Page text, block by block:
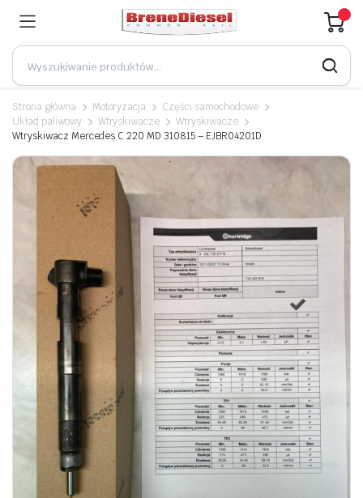
Strona główna Motoryzacja
Części samochodowe
Układ paliwowy
Wtryskiwacze
Wtryskiwacze
Wtryskiwacz Mercedes C 220 MD 310815 – EJBR04201D